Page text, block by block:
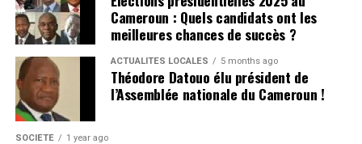
sécurisant les exportations vers les marchés voisins.
UNE PROMESSE À CONFIRMER
Le ministère lie directement cette stratégie à une
meilleure rémunération des producteurs. « L’élément
nouveau, qui pourrait être déterminant pour
Cameroun : Quels candidats ont les
meilleures chances de succès ?
ACTUALITÉS LOCALES 5 months ago
Théodore Datouo élu président de
l’Assemblée nationale du Cameroun !
SOCIÉTÉ 1 year ago